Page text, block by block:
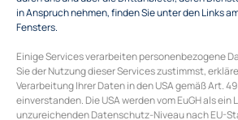
in Anspruch nehmen, finden Sie unter den Links
Fensters.
Einige Services verarbeiten personenbezogene
Sie der Nutzung dieser Services zustimmst,
Verarbeitung Ihrer Daten in den USA gemäß Art. 49
einverstanden. Die USA werden vom EuGH als ein
unzureichenden Datenschutz-Niveau nach EU-